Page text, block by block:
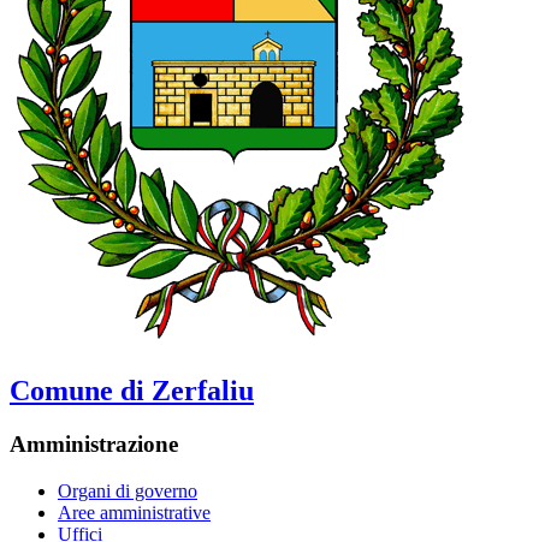
Comune di Zerfaliu
Amministrazione
Organi di governo
Aree amministrative
Uffici